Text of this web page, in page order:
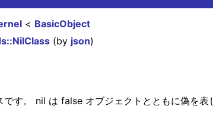
BasicObject
(by json)
す。 nil は false オブジェクトとともに偽を表